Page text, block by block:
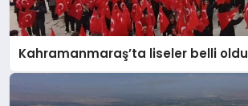
Kahramanmaraş’ta liseler belli oldu